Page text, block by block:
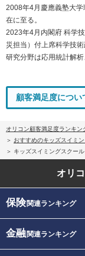
2008年4月慶應義塾大
在に至る。
2023年4月内閣府 科学
災担当）付上席科学技術
研究分野は応用統計解析
顧客満足度につい
オリコン顧客満足度ランキン
おすすめのキッズスイミ
キッズスイミングスクー
オリ
保険関連ランキング
金融関連ランキング